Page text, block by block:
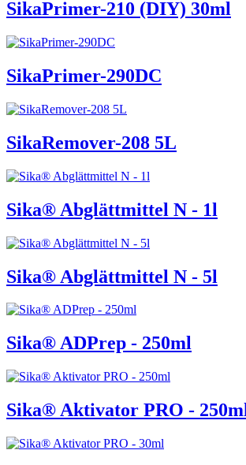
SikaPrimer-210 (DIY) 30ml
SikaPrimer-290DC
SikaRemover-208 5L
Sika® Abglättmittel N - 1l
Sika® Abglättmittel N - 5l
Sika® ADPrep - 250ml
Sika® Aktivator PRO - 250ml